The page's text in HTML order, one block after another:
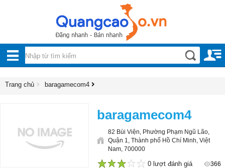
BỘ
Nội, ngoại thất
Điện thoại, Viễn thông
Nhà và Đất
Công nghiệp, xây dựng
Trang chủ baragamecom4
baragamecom4
82 Bùi Viện, Phường Phạm Ngũ Lão,
Quận 1, Thành phố Hồ Chí Minh, Việt
Nam, 700000
0 lượt đánh giá 366